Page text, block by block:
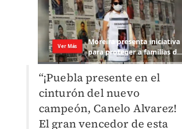
“¡Puebla presente en el
cinturón del nuevo
campeón, Canelo Alvarez!
El gran vencedor de esta